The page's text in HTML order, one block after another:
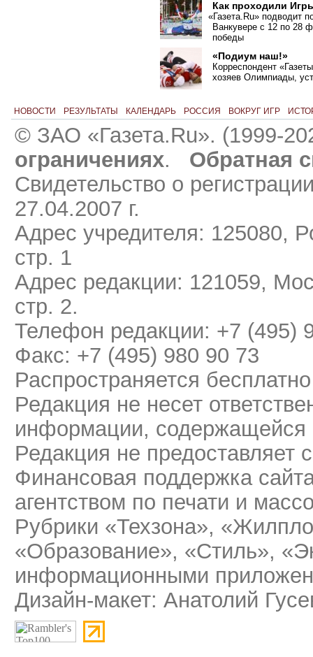
Как проходили
«Газета.Ru» подводит
Ванкувере с 12 по 28
победы
«Подиум наш!»
Корреспондент
хозяев Олимпиады,
НОВОСТИ РЕЗУЛЬТАТЫ КАЛЕНДАРЬ РОССИЯ ВОКРУГ ИГР
© ЗАО «Газета.Ru». (1999-
ограничениях.
Обратная
Свидетельство о
27.04.2007 г.
Адрес учредителя: 125080,
стр. 1
Адрес редакции: 121059,
стр. 2.
Телефон редакции: +7 (495)
Факс: +7 (495) 980 90 73
Распространяется бесплатно
Редакция не несет
информации, содержащейся
Редакция не предоставляет
Финансовая поддержка
агентством по печати и
Рубрики «Техзона»,
«Образование», «Стиль»,
информационными
Дизайн-макет: Анатолий